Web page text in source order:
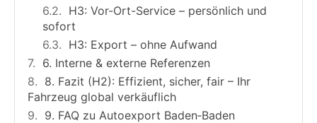
H3: Vor-Ort-Service – persönlich und
sofort
H3: Export – ohne Aufwand
6. Interne & externe Referenzen
8. Fazit (H2): Effizient, sicher, fair – Ihr
Fahrzeug global verkäuflich
9. FAQ zu Autoexport Baden‑Baden